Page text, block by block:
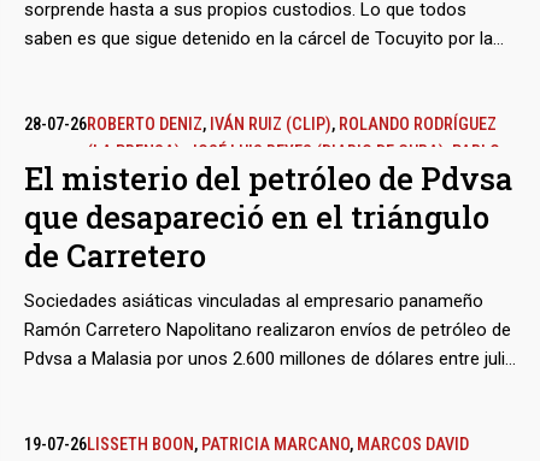
sorprende hasta a sus propios custodios. Lo que todos
saben es que sigue detenido en la cárcel de Tocuyito por la
Carabobo, sobrino de la otrora ‘Primera Combatiente’ y
hermano de uno de los ‘narcosobrinos’. Unos indicios débiles
y hasta caprichosos bastaron para armarle un caso judicial,
cuyos efectos siguen vigentes, a pesar de la caída del
madurismo y los cambios políticos del interinato.
28-07-26ROBERTO DENIZ, IVÁN RUIZ (CLIP), ROLANDO RODRÍGUEZ
(LA PRENSA)
JOSÉ LUIS REYES (DIARIO DE CUBA) PABLO
DÍAZ ESPÍ (DIARIO DE CUBA),ANNARELLA GRIMAL (DIARIO
DE CUBA),MIRTA FERNÁNDEZ LAFFITTE (DIARIO DE CUBA)
TRANSPARENCIA VENEZUELA EN EL EXILIO
El misterio del petróleo de Pdvsa
que desapareció en el triángulo
de Carretero
Sociedades asiáticas vinculadas al empresario panameño
Ramón Carretero Napolitano realizaron envíos de petróleo de
Pdvsa a Malasia por unos 2.600 millones de dólares entre julio
a Cuba, en medio de la crisis energética que durante ese
19-07-26LISSETH BOON, PATRICIA MARCANO, MARCOS DAVID